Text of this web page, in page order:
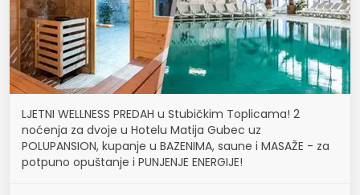
LJETNI WELLNESS PREDAH u Stubičkim Toplicama! 2
noćenja za dvoje u Hotelu Matija Gubec uz
POLUPANSION, kupanje u BAZENIMA, saune i MASAŽE - za
potpuno opuštanje i PUNJENJE ENERGIJE!